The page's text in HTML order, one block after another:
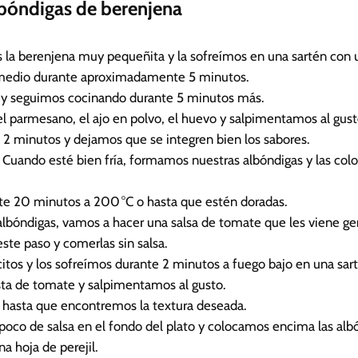
de berenjena
berenjena muy pequeñita y la sofreímos en una sartén con
durante aproximadamente 5 minutos.
seguimos cocinando durante 5 minutos más.
parmesano, el ajo en polvo, el huevo y salpimentamos al
minutos y dejamos que se integren bien los sabores.
esté bien fría, formamos nuestras albóndigas y las
20 minutos a 200 °C o hasta que estén doradas.
vamos a hacer una salsa de tomate que les viene
paso y comerlas sin salsa.
y los sofreímos durante 2 minutos a fuego bajo en una
de tomate y salpimentamos al gusto.
que encontremos la textura deseada.
de salsa en el fondo del plato y colocamos encima las
hoja de perejil.